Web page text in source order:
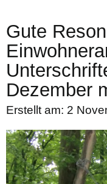
Gute
Dezember
Erstellt am: 2